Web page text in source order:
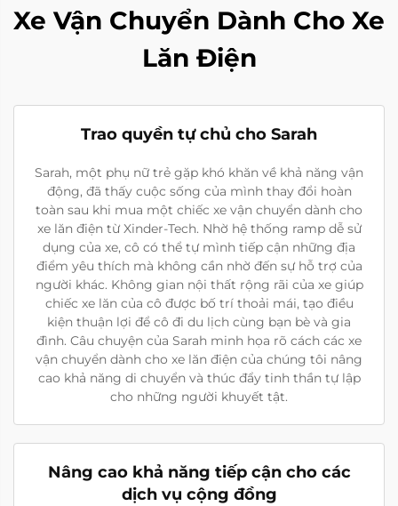
Xe Vận Chuyển Dành Cho Xe
Lăn Điện
Trao quyền tự chủ cho Sarah
Sarah, một phụ nữ trẻ gặp khó khăn về khả năng vận
động, đã thấy cuộc sống của mình thay đổi hoàn
toàn sau khi mua một chiếc xe vận chuyển dành cho
xe lăn điện từ Xinder-Tech. Nhờ hệ thống ramp dễ sử
dụng của xe, cô có thể tự mình tiếp cận những địa
điểm yêu thích mà không cần nhờ đến sự hỗ trợ của
người khác. Không gian nội thất rộng rãi của xe giúp
chiếc xe lăn của cô được bố trí thoải mái, tạo điều
kiện thuận lợi để cô đi du lịch cùng bạn bè và gia
đình. Câu chuyện của Sarah minh họa rõ cách các xe
vận chuyển dành cho xe lăn điện của chúng tôi nâng
cao khả năng di chuyển và thúc đẩy tinh thần tự lập
cho những người khuyết tật.
Nâng cao khả năng tiếp cận cho các
dịch vụ cộng đồng